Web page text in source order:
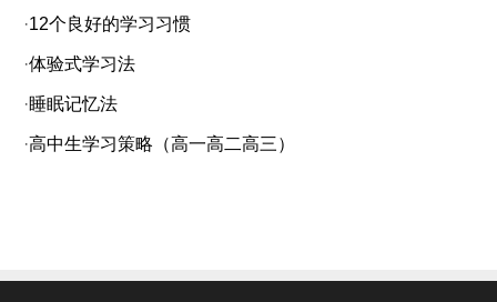
·12个良好的学习习惯
·体验式学习法
·睡眠记忆法
·高中生学习策略（高一高二高三）